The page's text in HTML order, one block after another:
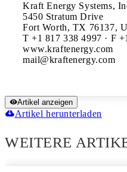
Kraft Energy Systems,
5450 Stratum Drive
Fort Worth, TX 76137,
T +1 817 338 4997 · F
www.kraftenergy.com
Artikel anzeigen
Artikel herunterladen
WEITERE